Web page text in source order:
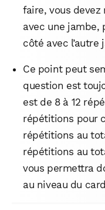
faire, vous devez
avec une jambe,
côté avec l’autre
Ce point peut
question est
est de 8 à 12
répétitions pour
répétitions au
répétitions au
vous permettra
au niveau du